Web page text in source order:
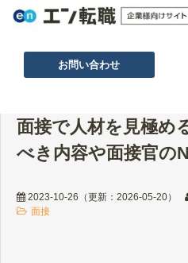
お問い合わせ
採用ノ
採用
セミナ
面接で人材を見極め
べき内容や面接官の
2023-10-26 （更新： 2026-05-20）
面接